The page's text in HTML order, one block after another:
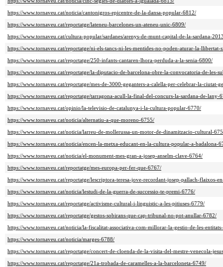
https://www.tornaveu.cat/noticia/cantonigros-epicentre-de-la-dansa-popular-6812/
https://www.tornaveu.cat/reportatge/lateneu-barcelones-un-ateneu-unic-6809/
https://www.tornaveu.cat/cultura-popular/sardanes/arenys-de-munt-capital-de-la-sardana-
https://www.tornaveu.cat/reportatge/ni-els-tancs-ni-les-mentides-no-poden-aturar-la-
https://www.tornaveu.cat/reportatge/250-infants-cantaren-lhora-perduda-a-la-senia-6800/
https://www.tornaveu.cat/reportatge/la-diputacio-de-barcelona-obre-la-convocatoria-de-les-
https://www.tornaveu.cat/reportatge/mes-de-3000-geganters-a-calella-per-celebrar-la-ciutat-
https://www.tornaveu.cat/reportatge/tarragona-acull-la-final-del-concurs-la-sardana-de-lany-
https://www.tornaveu.cat/opinio/la-televisio-de-catalunya-i-la-cultura-popular-6770/
https://www.tornaveu.cat/noticia/alternatiu-a-que-moreno-6755/
https://www.tornaveu.cat/noticia/larreu-de-mollerussa-un-motor-de-dinamitzacio-cultural-
https://www.tornaveu.cat/noticia/encen-la-metxa-educant-en-la-cultura-popular-a-badalona-
https://www.tornaveu.cat/noticia/el-monument-mes-gran-a-josep-anselm-clave-6764/
https://www.tornaveu.cat/reportatge/mes-europa-per-fer-que-6767/
https://www.tornaveu.cat/reportatge/lescriptora-teresa-jove-recordant-josep-pallach-flaixos-
https://www.tornaveu.cat/noticia/lestudi-de-la-guerra-de-successio-te-premi-6776/
https://www.tornaveu.cat/reportatge/activisme-cultural-i-linguistic-a-les-pitiuses-6779/
https://www.tornaveu.cat/reportatge/gestos-sobirans-que-cap-tribunal-no-pot-anullar-6782/
https://www.tornaveu.cat/noticia/la-fiscalitat-associativa-com-millorar-la-gestio-de-les-
https://www.tornaveu.cat/noticia/marges-6788/
https://www.tornaveu.cat/reportatge/concert-de-cloenda-de-la-visita-del-mestre-venecola-
https://www.tornaveu.cat/reportatge/21a-trobada-de-caramelles-a-la-barceloneta-6749/